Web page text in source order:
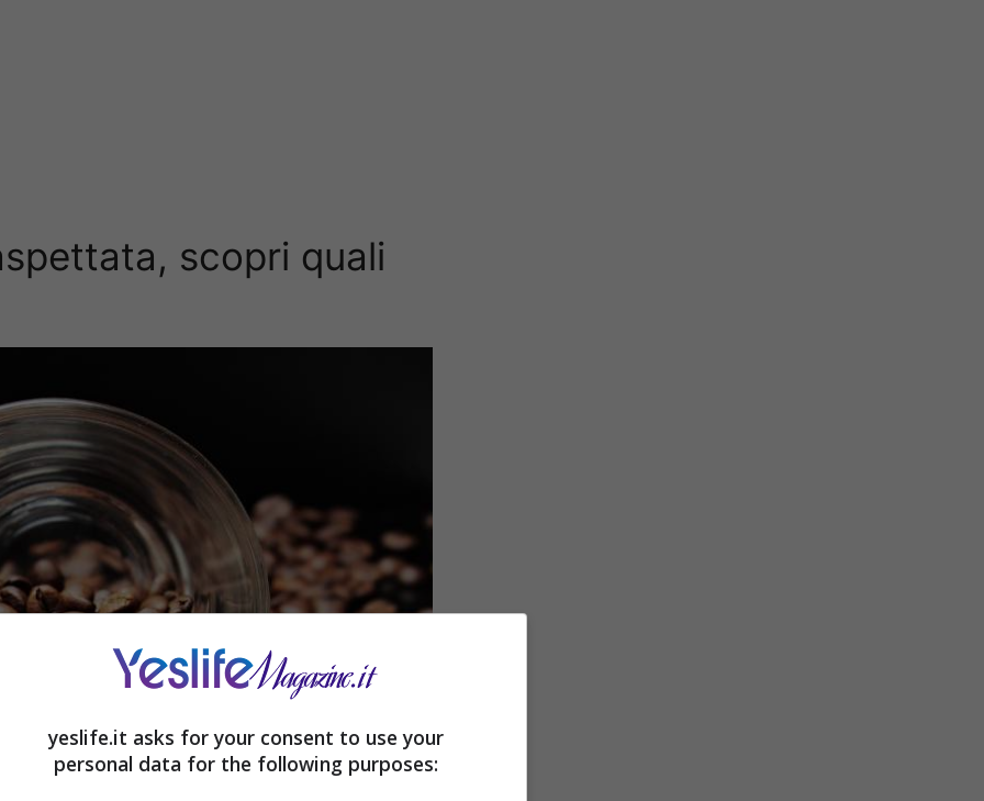
scopri quali
yeslife.it asks for your consent to use your
personal data for the following purposes: